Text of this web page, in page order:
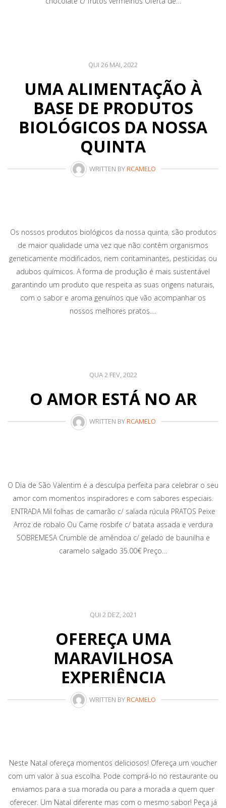
QUI 26 MAI, 2022
UMA ALIMENTAÇÃO À
BASE DE PRODUTOS
BIOLÓGICOS DA NOSSA
QUINTA
WRITTEN BYRCAMELO
Os nossos produtos biológicos da nossa quinta, são produtos
de maior qualidade uma vez que não contêm organismos
geneticamente modificados, nem contaminantes, pesticidas ou
adubos químicos. A forma de produção é mais sustentável
garantindo um produto que respeita as suas origens naturais,
com o sabor e aroma genuínos que vão acompanhar os
nossos melhores pratos.…
QUA 2 FEV, 2022
O AMOR ESTÁ NO AR
WRITTEN BYRCAMELO
O Dia de São Valentim é a desculpa perfeita para celebrar o seu
amor com momentos inspiradores e com sabores especiais.
ENTRADA Mil folhas de camarão c/ salada rúcula PRATOS Peixe
Arroz de robalo Ou Carne rosbife c/ batata assada e verdura
SOBREMESA Crumble de amêndoa c/ gelado de baunilha e
caramelo salgado 35.00€ Preço…
QUI 2 DEZ, 2021
OFEREÇA UMA
MARAVILHOSA
EXPERIÊNCIA
WRITTEN BYRCAMELO
Neste Natal ofereça momentos deliciosos! Ofereça um voucher
com um valor à sua escolha. Pode comprá-lo no restaurante ou
enviamos para a sua morada ou para a morada a quem quer
oferecer. Um Natal diferente mas com o mesmo sabor! Peça já